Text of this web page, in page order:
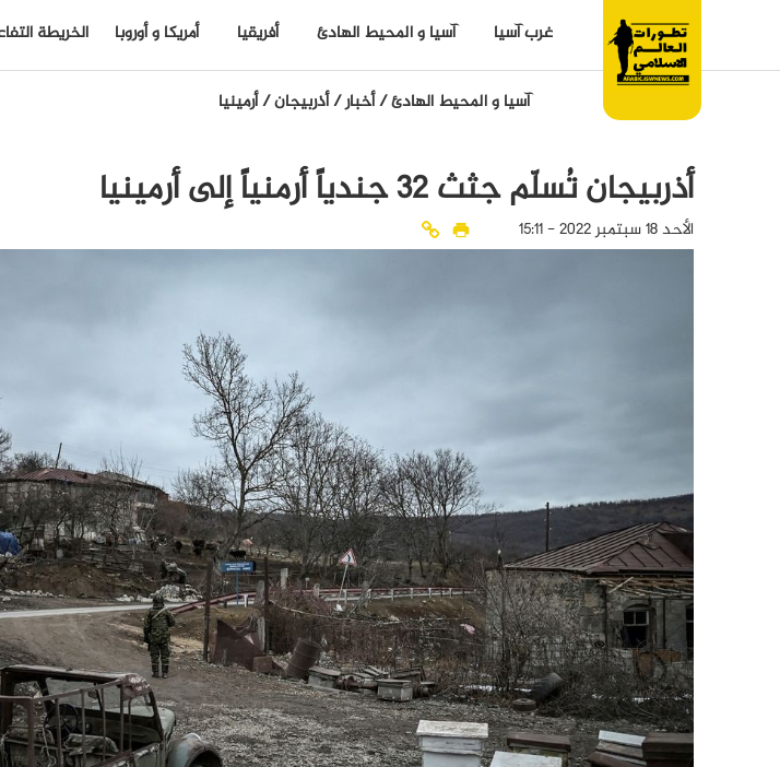
غرب آسيا آسيا و المحيط الهادئ أفريقيا أمريكا و أوروبا الخريطة
آسيا و المحيط الهادئ/أخبار/أذربيجان/أرمينيا
أذربيجان تُسلّم جثث 32 جندياً أرمنياً إلى أرمينيا
الأحد 18 سبتمبر 2022 - 15:11